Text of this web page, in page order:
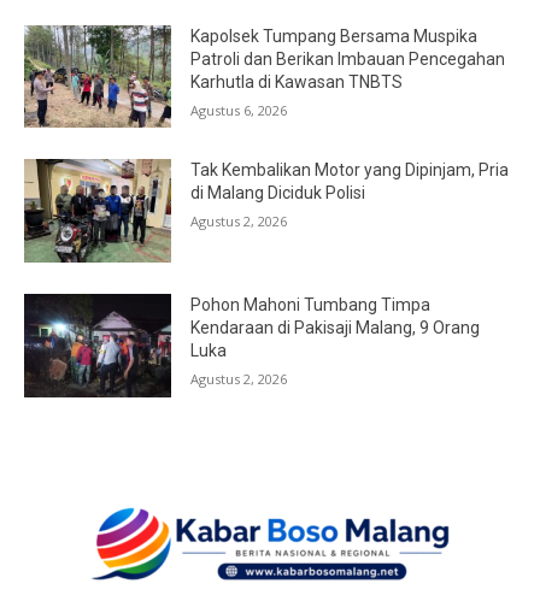
Kapolsek Tumpang Bersama Muspika
Patroli dan Berikan Imbauan Pencegahan
Karhutla di Kawasan TNBTS
Agustus 6, 2026
Tak Kembalikan Motor yang Dipinjam, Pria
di Malang Diciduk Polisi
Agustus 2, 2026
Pohon Mahoni Tumbang Timpa
Kendaraan di Pakisaji Malang, 9 Orang
Luka
Agustus 2, 2026